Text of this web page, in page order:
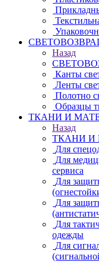
Назад
Канты
Ленты
Полотно
Образцы
ТКАНИ И
Назад
ТКАНИ И
Для
Для
сервиса
Для
Для
Для
одежды
Для